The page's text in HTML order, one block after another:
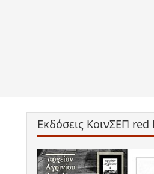
Εκδόσεις ΚοινΣΕΠ